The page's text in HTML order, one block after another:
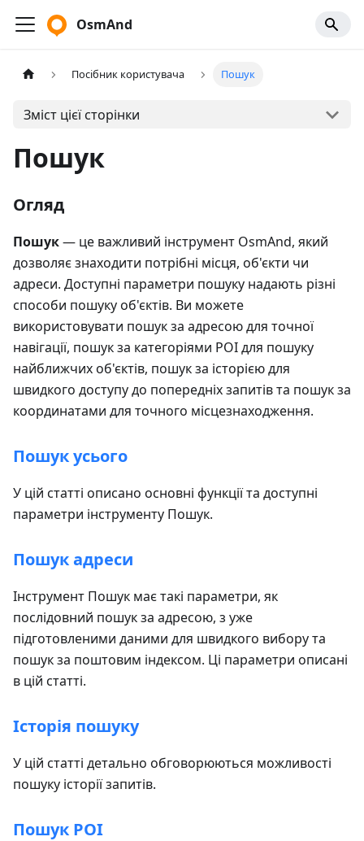
OsmAnd
Посібник користувача Пошук
Зміст цієї сторінки
Пошук
Огляд
Пошук— це важливий інструмент OsmAnd, який
дозволяє знаходити потрібні місця, об'єкти чи
адреси. Доступні параметри пошуку надають різні
способи пошуку об'єктів. Ви можете
використовувати пошук за адресою для точної
навігації, пошук за категоріями POI для пошуку
найближчих об'єктів, пошук за історією для
швидкого доступу до попередніх запитів та пошук за
координатами для точного місцезнаходження.
Пошук усього
У цій статті описано основні функції та доступні
параметри інструменту Пошук.
Пошук адреси
Інструмент Пошук має такі параметри, як
послідовний пошук за адресою, з уже
підготовленими даними для швидкого вибору та
пошук за поштовим індексом. Ці параметри описані
в цій статті.
Історія пошуку
У цій статті детально обговорюються можливості
пошуку історії запитів.
Пошук POI